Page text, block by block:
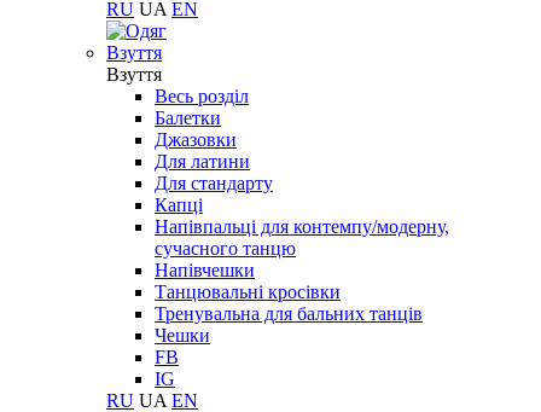
RU UA EN
Взуття
Взуття
Весь розділ
Балетки
Джазовки
Для латини
Для стандарту
Капці
Напівпальці для контемпу/модерну,
сучасного танцю
Напівчешки
Танцювальні кросівки
Тренувальна для бальних танців
Чешки
FB
IG
RU UA EN